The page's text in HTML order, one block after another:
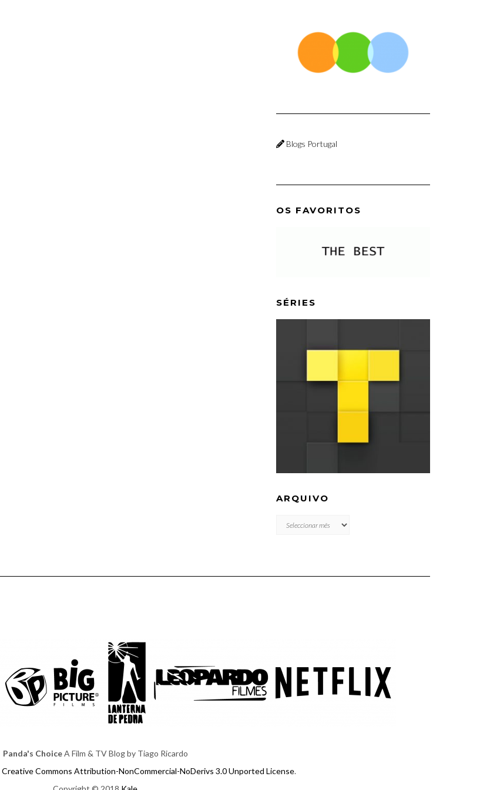
Blogs Portugal
OS FAVORITOS
SÉRIES
ARQUIVO
ARQUIVO
Panda's ChoiceA Film & TV Blog by Tiago Ricardo
Creative Commons Attribution-NonCommercial-NoDerivs 3.0 Unported License.